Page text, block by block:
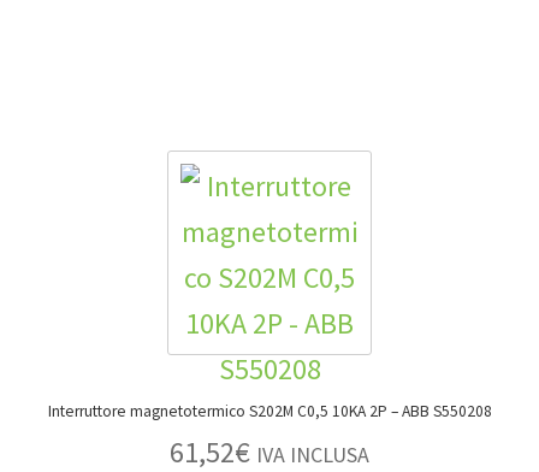
Interruttore magnetotermico S202M C0,5 10KA 2P – ABB S550208
61,52€ IVA INCLUSA